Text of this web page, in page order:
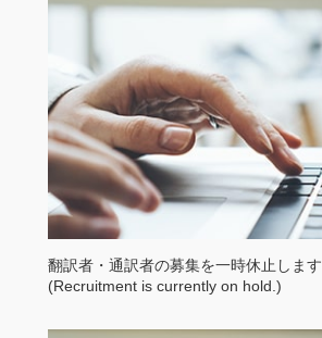
翻訳者・通訳者の募集を一時休止します
(Recruitment is currently on hold.)